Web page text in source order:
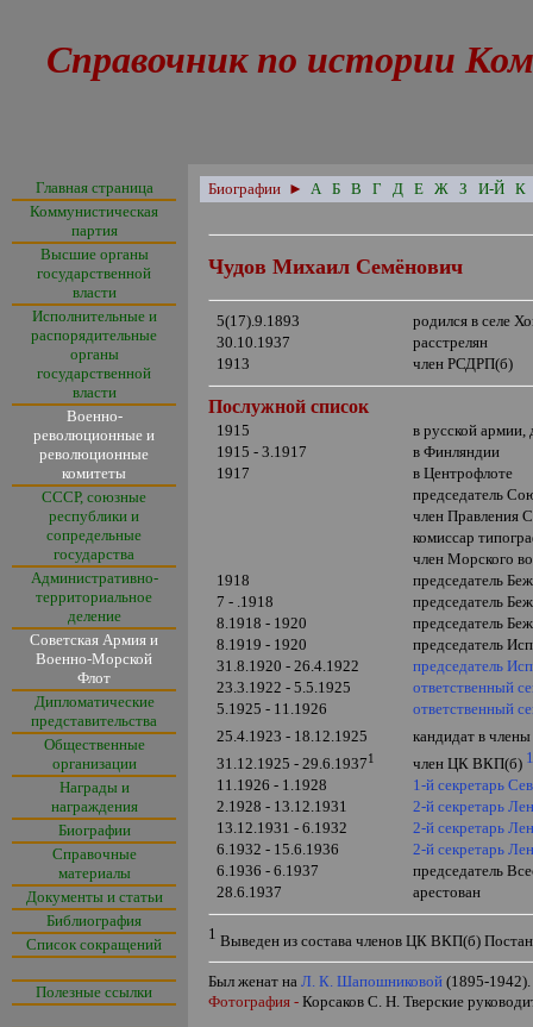
Справочник по истории
Главная страница
Коммунистическая
партия
Высшие органы
государственной
власти
Исполнительные и
распорядительные
органы
государственной
власти
Военно-
революционные и
революционные
комитеты
СССР, союзные
республики и
сопредельные
государства
Административно-
территориальное
деление
Советская Армия и
Военно-Морской
Флот
Дипломатические
представительства
Общественные
организации
Награды и
награждения
Биографии
Справочные
материалы
Документы и статьи
Библиография
Список сокращений
Полезные ссылки
Биографии ► А Б В Г Д Е Ж З И-Й К
Чудов Михаил Семёнович
5(17).9.1893
родился в селе
30.10.1937
расстрелян
1913
член РСДРП(б)
Послужной список
1915
в русской армии,
1915 - 3.1917
в Финляндии
1917
в Центрофлоте
председатель
член Правления
комиссар
член Морского
1918
председатель
7 - .1918
председатель
8.1918 - 1920
председатель
8.1919 - 1920
председатель
31.8.1920 - 26.4.1922
председатель
23.3.1922 - 5.5.1925
ответственный
5.1925 - 11.1926
ответственный
25.4.1923 - 18.12.1925
кандидат в
31.12.1925 - 29.6.19371 член ЦК ВКП(б)
11.1926 - 1.1928
1-й секретарь
2.1928 - 13.12.1931
2-й секретарь
13.12.1931 - 6.1932
2-й секретарь
6.1932 - 15.6.1936
2-й секретарь
6.1936 - 6.1937
председатель
28.6.1937
арестован
1 Выведен из состава членов ЦК ВКП(б)
Был женат наЛ. К. Шапошниковой (1895-1942).
Фотография -Корсаков С. Н. Тверские